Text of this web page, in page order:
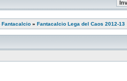
» Fantacalcio Lega del Caos 2012-13